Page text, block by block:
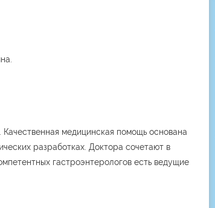
медицинская помощь основана
разработках. Доктора сочетают в
гастроэнтерологов есть ведущие